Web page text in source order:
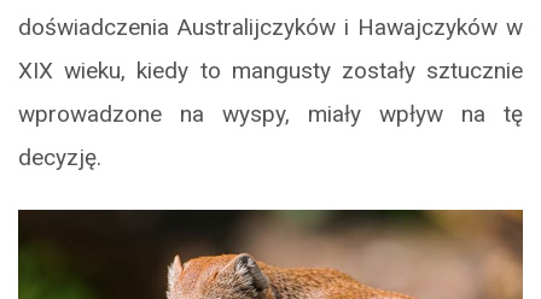
doświadczenia Australijczyków i Hawajczyków w
XIX wieku, kiedy to mangusty zostały sztucznie
wprowadzone na wyspy, miały wpływ na tę
decyzję.